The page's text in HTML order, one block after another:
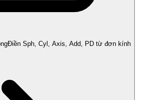
Điền Sph, Cyl, Axis, Add, PD từ đơn kính